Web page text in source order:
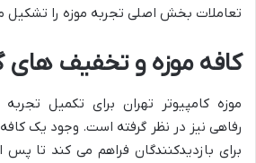
تعاملات بخش اصلی تجربه موزه را تشکیل
کافه موزه و تخفیف
موزه کامپیوتر تهران برای تکمیل تجربه
رفاهی نیز در نظر گرفته است. وجود یک
برای بازدیدکنندگان فراهم می کند تا